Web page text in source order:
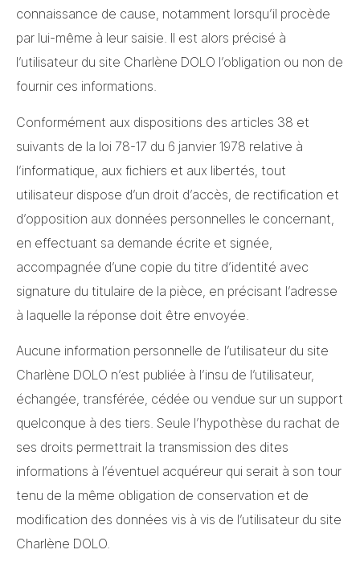
connaissance de cause, notamment lorsqu’il procède
par lui-même à leur saisie. Il est alors précisé à
l’utilisateur du site Charlène DOLO l’obligation ou non de
fournir ces informations.
Conformément aux dispositions des articles 38 et
suivants de la loi 78-17 du 6 janvier 1978 relative à
l’informatique, aux fichiers et aux libertés, tout
utilisateur dispose d’un droit d’accès, de rectification et
d’opposition aux données personnelles le concernant,
en effectuant sa demande écrite et signée,
accompagnée d’une copie du titre d’identité avec
signature du titulaire de la pièce, en précisant l’adresse
à laquelle la réponse doit être envoyée.
Aucune information personnelle de l’utilisateur du site
Charlène DOLO n’est publiée à l’insu de l’utilisateur,
échangée, transférée, cédée ou vendue sur un support
quelconque à des tiers. Seule l’hypothèse du rachat de
ses droits permettrait la transmission des dites
informations à l’éventuel acquéreur qui serait à son tour
tenu de la même obligation de conservation et de
modification des données vis à vis de l’utilisateur du site
Charlène DOLO.